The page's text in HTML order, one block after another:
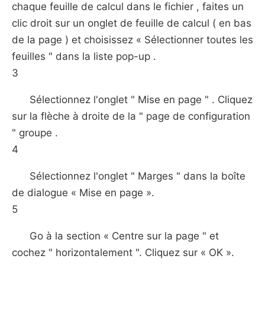
chaque feuille de calcul dans le fichier , faites un
clic droit sur ​​un onglet de feuille de calcul ( en bas
de la page ) et choisissez « Sélectionner toutes les
feuilles " dans la liste pop-up .
3
Sélectionnez l'onglet " Mise en page " . Cliquez
sur la flèche à droite de la " page de configuration
" groupe .
4
Sélectionnez l'onglet " Marges " dans la boîte
de dialogue « Mise en page ».
5
Go à la section « Centre sur la page " et
cochez " horizontalement ". Cliquez sur « OK ».